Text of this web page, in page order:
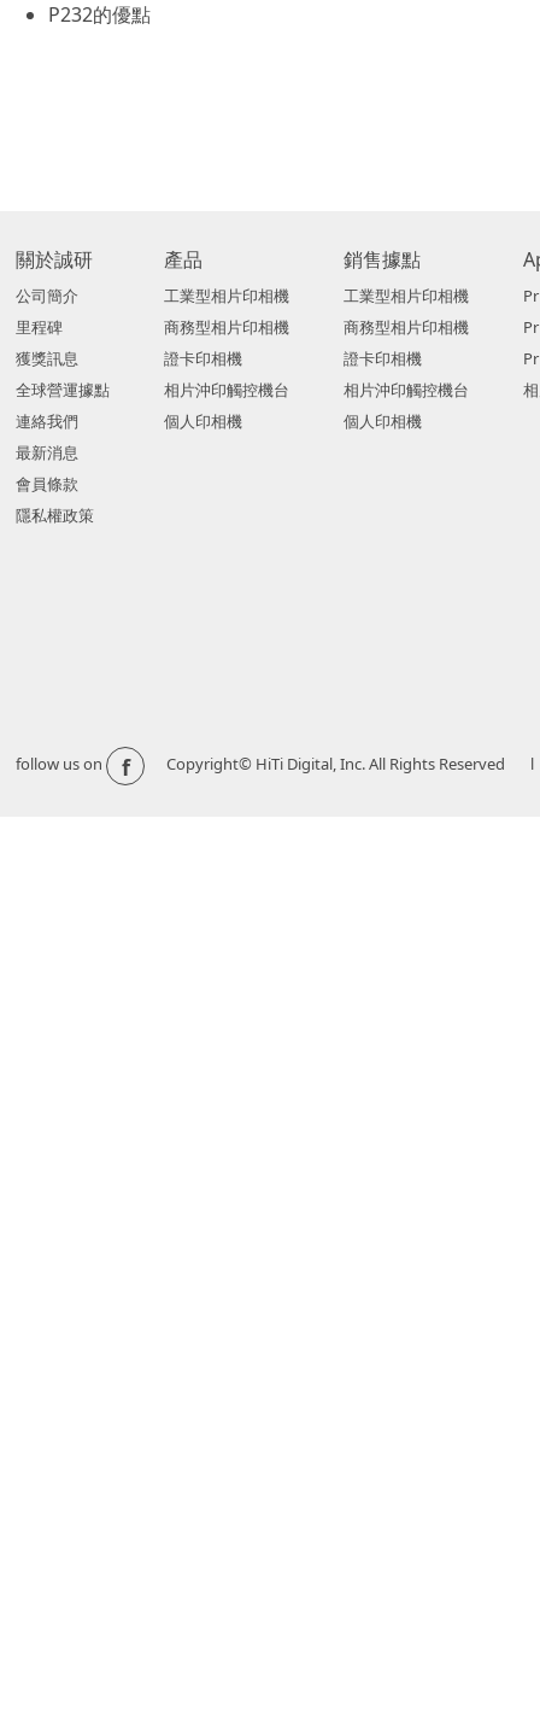
P232的優點
關於誠研
公司簡介
里程碑
獲獎訊息
全球營運據點
連絡我們
最新消息
會員條款
隱私權政策
產品
工業型相片印相機
商務型相片印相機
證卡印相機
相片沖印觸控機台
個人印相機
銷售據點
工業型相片印相機
商務型相片印相機
證卡印相機
相片沖印觸控機台
個人印相機
follow us on f Copyright© HiTi Digital, Inc. All Rights Reserved l